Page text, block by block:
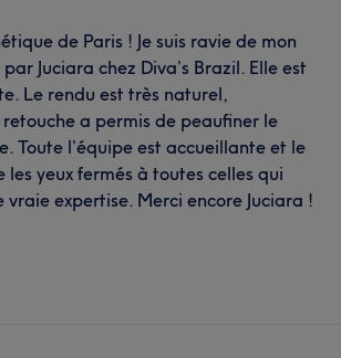
de Paris ! Je suis ravie de mon
Juciara chez Diva’s Brazil. Elle est
Le rendu est très naturel,
a permis de peaufiner le
Toute l’équipe est accueillante et le
yeux fermés à toutes celles qui
expertise. Merci encore Juciara !